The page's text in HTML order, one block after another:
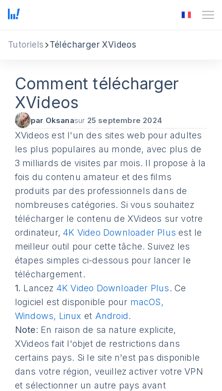
Tutoriels Télécharger XVideos
Comment télécharger
XVideos
par Oksanasur 25 septembre 2024
XVideos est l'un des sites web pour adultes
les plus populaires au monde, avec plus de
3 milliards de visites par mois. Il propose à la
fois du contenu amateur et des films
produits par des professionnels dans de
nombreuses catégories. Si vous souhaitez
télécharger le contenu de XVideos sur votre
ordinateur,4K Video Downloader Plus est le
meilleur outil pour cette tâche. Suivez les
étapes simples ci-dessous pour lancer le
téléchargement.
1. Lancez 4K Video Downloader Plus. Ce
logiciel est disponible pour macOS,
Windows, Linux et Android.
Note: En raison de sa nature explicite,
XVideos fait l'objet de restrictions dans
certains pays. Si le site n'est pas disponible
dans votre région, veuillez activer votre VPN
et sélectionner un autre pays avant